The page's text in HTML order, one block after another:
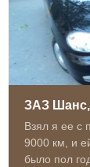
ЗАЗ Шанс,
Взял я ее с
9000 км, и
было пол